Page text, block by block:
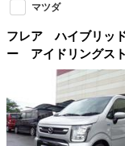
マツダ
フレア ハイブリッ
ー アイドリングス